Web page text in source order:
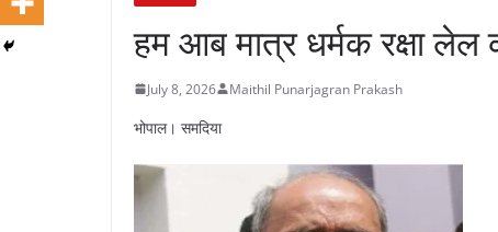
हम आब मात्र धर्मक रक्षा
July 8, 2026 Maithil Punarjagran Prakash
भोपाल। समदिया